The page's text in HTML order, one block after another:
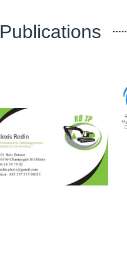
Publications